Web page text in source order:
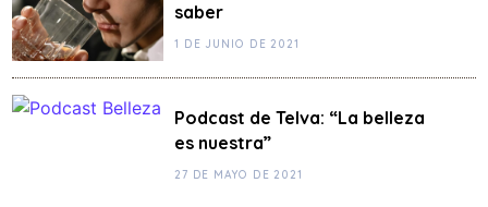
saber
1 DE JUNIO DE 2021
Podcast de Telva: “La belleza
es nuestra”
27 DE MAYO DE 2021